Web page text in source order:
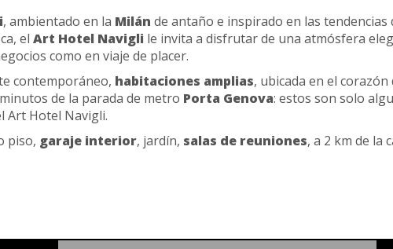
, ambientado en la Milán de antaño e inspirado en las tendencias
el Art Hotel Navigli le invita a disfrutar de una atmósfera
como en viaje de placer.
contemporáneo, habitaciones amplias, ubicada en el
de la parada de metro Porta Genova: estos son solo
Art Hotel Navigli.
piso, garaje interior, jardín, salas de reuniones, a 2 km de la